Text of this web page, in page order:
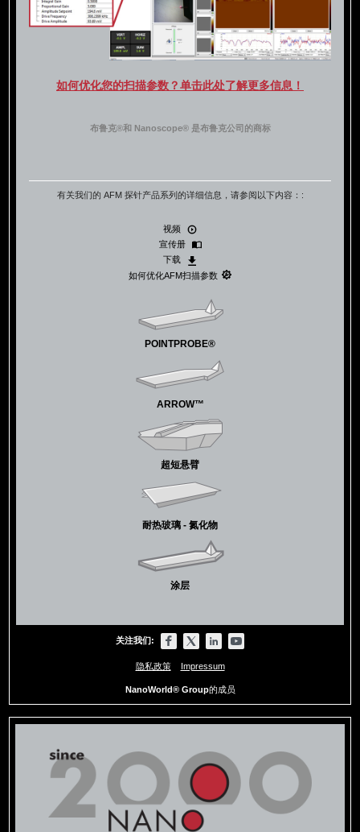
如何优化您的扫描参数？单击此处了解更多信息！
布鲁克®和 Nanoscope® 是布鲁克公司的商标
有关我们的 AFM 探针产品系列的详细信息，请参阅以下内容：:
POINTPROBE®
ARROW™
超短悬臂
耐热玻璃 - 氮化物
涂层
视频
宣传册
下载
如何优化AFM扫描参数
关注我们:
隐私政策 Impressum
NanoWorld® Group的成员